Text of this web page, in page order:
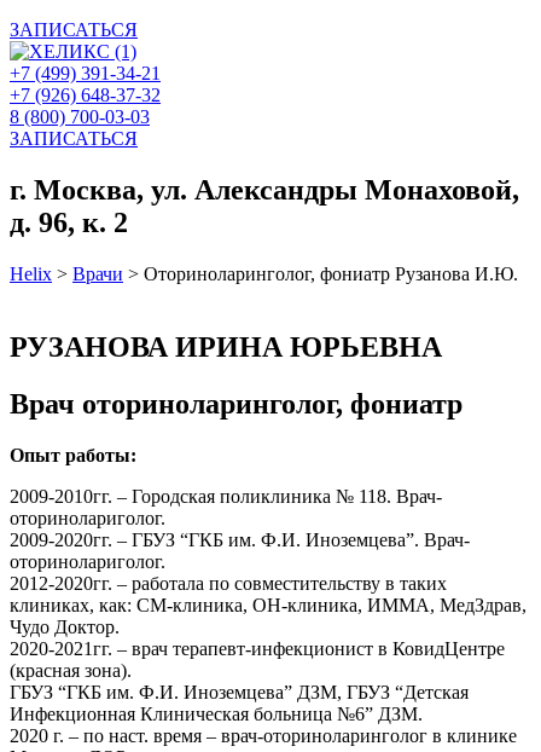
ЗАПИСАТЬСЯ
+7 (499) 391-34-21
+7 (926) 648-37-32
8 (800) 700-03-03
ЗАПИСАТЬСЯ
г. Москва, ул. Александры Монаховой,
д. 96, к. 2
Helix > Врачи > Оториноларинголог, фониатр Рузанова И.Ю.
РУЗАНОВА ИРИНА ЮРЬЕВНА
Врач оториноларинголог, фониатр
Опыт работы:
2009-2010гг. – Городская поликлиника № 118. Врач-
оторинолариголог.
2009-2020гг. – ГБУЗ “ГКБ им. Ф.И. Иноземцева”. Врач-
оторинолариголог.
2012-2020гг. – работала по совместительству в таких
клиниках, как: СМ-клиника, ОН-клиника, ИММА, МедЗдрав,
Чудо Доктор.
2020-2021гг. – врач терапевт-инфекционист в КовидЦентре
(красная зона).
ГБУЗ “ГКБ им. Ф.И. Иноземцева” ДЗМ, ГБУЗ “Детская
Инфекционная Клиническая больница №6” ДЗМ.
2020 г. – по наст. время – врач-оториноларинголог в клинике